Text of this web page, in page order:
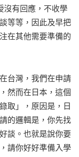
沒有回應，不收學
等等，因此及早把
在其他需要準備的
台灣，我們在申請
然而在日本，這個
取」，原因是，日
的邏輯是，你先找
談。也就是說你要
請你好好準備入學